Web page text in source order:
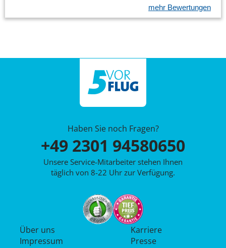
mehr Bewertungen
Haben Sie noch Fragen?
+49 2301 94580650
Unsere Service-Mitarbeiter stehen Ihnen
täglich von 8-22 Uhr zur Verfügung.
Über uns
Impressum
Karriere
Presse